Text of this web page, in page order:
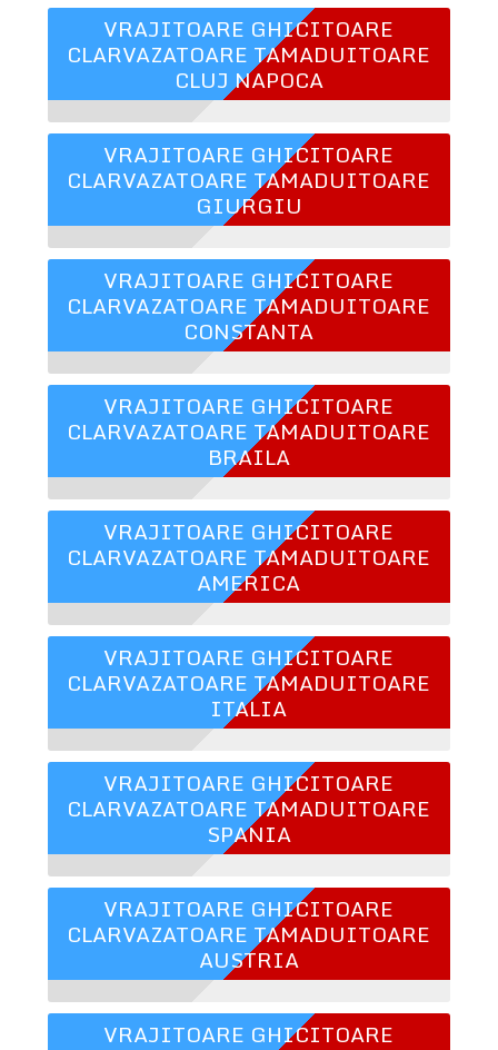
VRAJITOARE GHICITOARE
CLARVAZATOARE TAMADUITOARE
CLUJ NAPOCA
VRAJITOARE GHICITOARE
CLARVAZATOARE TAMADUITOARE
GIURGIU
VRAJITOARE GHICITOARE
CLARVAZATOARE TAMADUITOARE
CONSTANTA
VRAJITOARE GHICITOARE
CLARVAZATOARE TAMADUITOARE
BRAILA
VRAJITOARE GHICITOARE
CLARVAZATOARE TAMADUITOARE
AMERICA
VRAJITOARE GHICITOARE
CLARVAZATOARE TAMADUITOARE
ITALIA
VRAJITOARE GHICITOARE
CLARVAZATOARE TAMADUITOARE
SPANIA
VRAJITOARE GHICITOARE
CLARVAZATOARE TAMADUITOARE
AUSTRIA
VRAJITOARE GHICITOARE